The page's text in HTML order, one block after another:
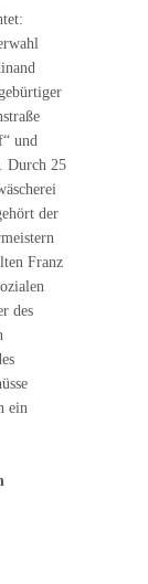
und
Durch 25
der
Franz
des
ein